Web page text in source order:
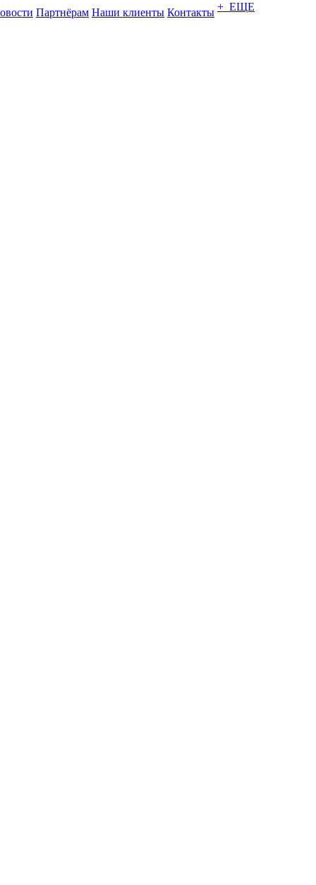
Партнёрам Наши клиенты Контакты + ЕЩЕ